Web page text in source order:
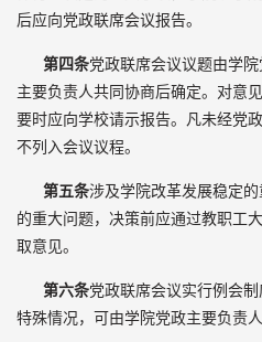
后应向党政联席会议报告。
第四条党政联席会议议题由学
主要负责人共同协商后确定。对意
要时应向学校请示报告。凡未经党
不列入会议议程。
第五条涉及学院改革发展稳定
的重大问题，决策前应通过教职工
取意见。
第六条党政联席会议实行例会
特殊情况，可由学院党政主要负责